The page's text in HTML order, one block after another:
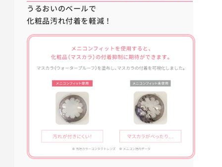
うるおいのベールで
化粧品汚れ付着を軽減！